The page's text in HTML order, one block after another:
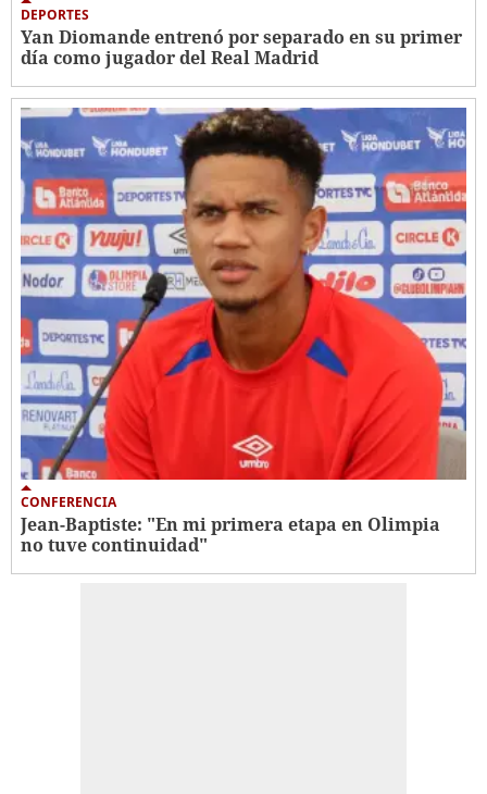
DEPORTES
Yan Diomande entrenó por separado en su primer
día como jugador del Real Madrid
CONFERENCIA
Jean-Baptiste: "En mi primera etapa en Olimpia
no tuve continuidad"